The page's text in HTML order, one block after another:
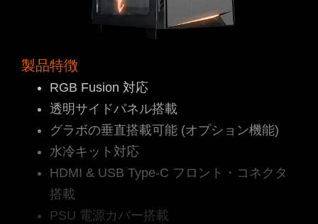
製品特徴
RGB Fusion 対応
透明サイドパネル搭載
グラボの垂直搭載可能 (オプション機能)
水冷キット対応
HDMI & USB Type-C フロント・コネクタ
搭載
PSU 電源カバー搭載